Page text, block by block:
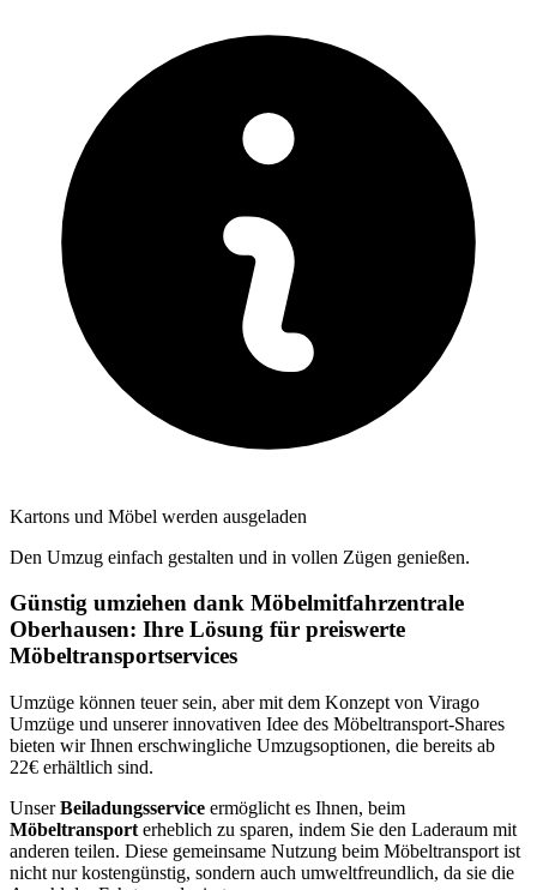
Kartons und Möbel werden ausgeladen
Den Umzug einfach gestalten und in vollen Zügen genießen.
Günstig umziehen dank Möbelmitfahrzentrale
Oberhausen: Ihre Lösung für preiswerte
Möbeltransportservices
Umzüge können teuer sein, aber mit dem Konzept von Virago
Umzüge und unserer innovativen Idee des Möbeltransport-Shares
bieten wir Ihnen erschwingliche Umzugsoptionen, die bereits ab
22€ erhältlich sind.
UnserBeiladungsservice ermöglicht es Ihnen, beim
Möbeltransport erheblich zu sparen, indem Sie den Laderaum mit
anderen teilen. Diese gemeinsame Nutzung beim Möbeltransport ist
nicht nur kostengünstig, sondern auch umweltfreundlich, da sie die